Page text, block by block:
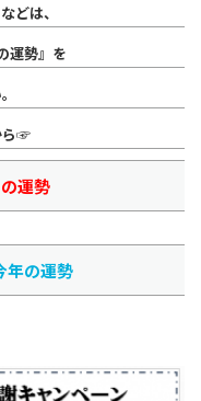
どは、
運勢』を
ら☞
運勢
年の運勢